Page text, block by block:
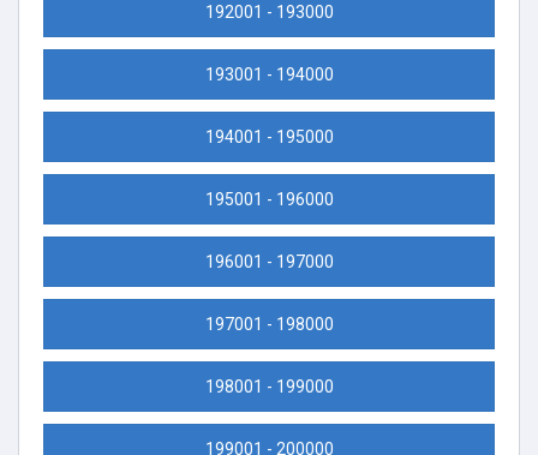
192001 - 193000
193001 - 194000
194001 - 195000
195001 - 196000
196001 - 197000
197001 - 198000
198001 - 199000
199001 - 200000